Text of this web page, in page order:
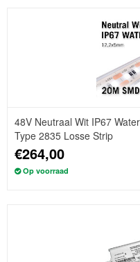
48V Neutraal Wit IP67
Type 2835 Losse Strip
€264,00
Op voorraad